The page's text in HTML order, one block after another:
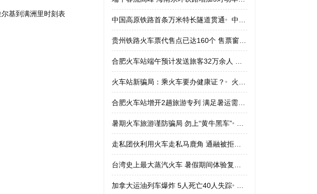
基到满洲里时刻表
中国高原铁路首条万米特长隧道贯通• 中国高原铁路首条万米特长隧道贯通
火车站新骗局：乘火车要办健康证？• 火车站新骗局：乘火车要办健康证？
暑期火车旅游谨防骗局 勿上“黄牛黑车”•
加拿大运油列车爆炸 5人死亡40人失踪•